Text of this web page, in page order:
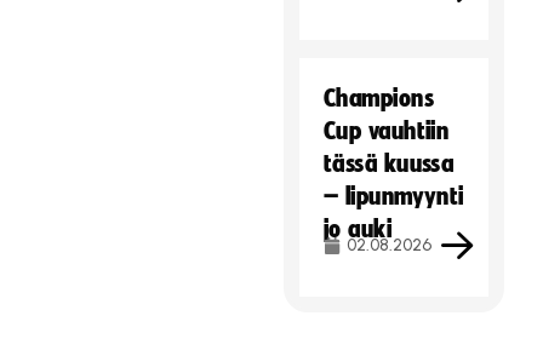
Champions
Cup vauhtiin
tässä kuussa
– lipunmyynti
jo auki
02.08.2026